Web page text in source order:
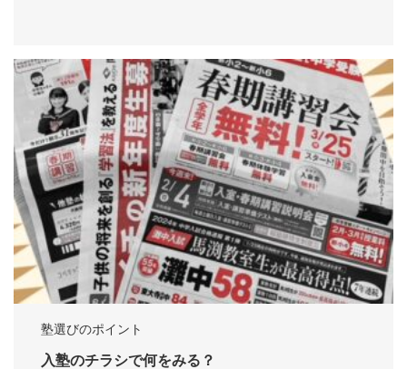
塾選びのポイント
入塾のチラシで何をみる？